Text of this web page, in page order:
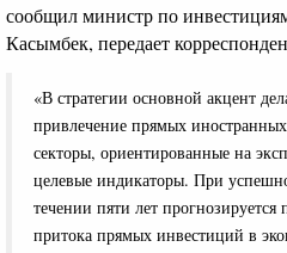
сообщил министр по
Касымбек, передает
«В стратегии основной акцент
привлечение прямых
секторы, ориентированные на
целевые индикаторы. При
течении пяти лет прогнозируется
притока прямых инвестиций в